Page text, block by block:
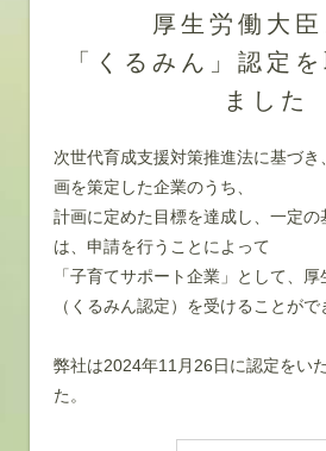
厚生労働大臣
「くるみん」認定
ました
次世代育成支援対策推進法に基づ
画を策定した企業のうち、
計画に定めた目標を達成し、一定
は、申請を行うことによって
「子育てサポート企業」として、
（くるみん認定）を受けることがで
弊社は2024年11月26日に認定をい
た。